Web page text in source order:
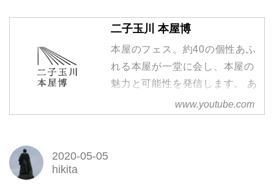
二子玉川 本屋博
本屋のフェス。約40の個性あふ
れる本屋が一堂に会し、本屋の
魅力と可能性を発信します。 あ
の店主に会いたい、あの本屋で
しか出会えない本がある、 そん
www.youtube.com
2020-05-05
hikita